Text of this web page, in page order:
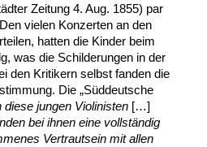
Zeitung 4. Aug. 1855) par
vielen Konzerten an den
hatten die Kinder beim
was die Schilderungen in der
den Kritikern selbst fanden die
Die „Süddeutsche
diese jungen Violinisten […]
bei ihnen eine vollständig
Vertrautsein mit allen